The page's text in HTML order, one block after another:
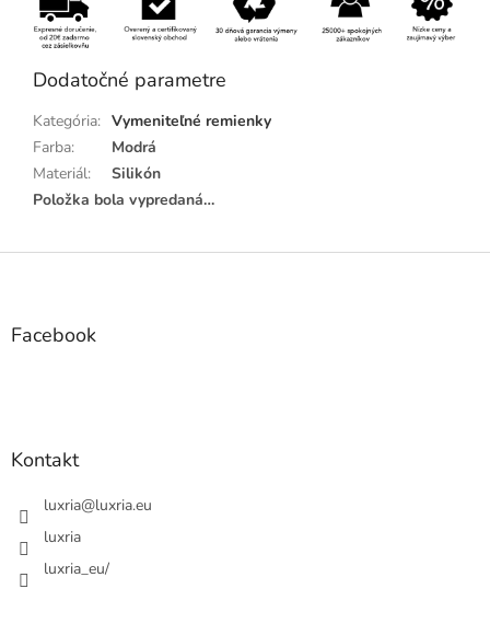
Dodatočné parametre
Kategória: Vymeniteľné remienky
Farba:
Modrá
Materiál:
Silikón
Položka bola vypredaná…
Z
Facebook
Kontakt
luxria@luxria.eu
luxria
luxria_eu/